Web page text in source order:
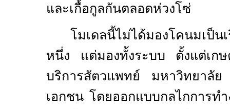
และเกื้อกูลกันตลอดห่วงโซ่
โมเดลนี้ไม่ได้มองโคนมเป็น
หนึ่ง แต่มองทั้งระบบ ตั้งแต่เ
บริการสัตวแพทย์ มหาวิทยาลั
เอกชน โดยออกแบบกลไกการท